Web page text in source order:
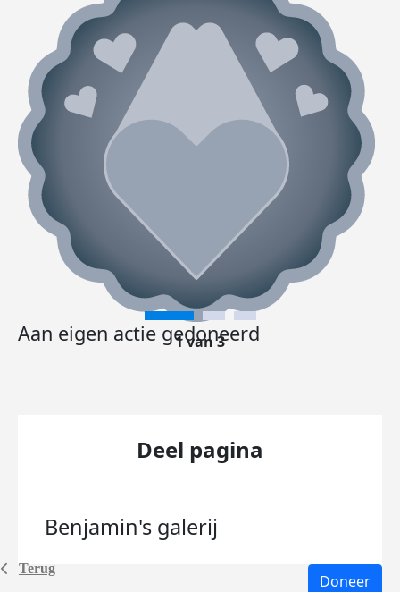
Terug
Aan eigen actie gedoneerd
1 van 3
Deel pagina
Benjamin's galerij
Doneer